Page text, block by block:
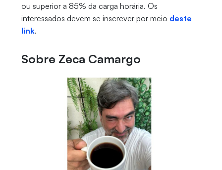
ou superior a 85% da carga horária. Os
interessados devem se inscrever por meio deste
link.
Sobre Zeca Camargo